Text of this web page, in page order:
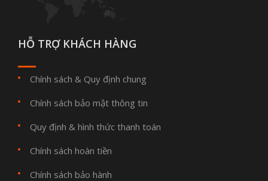
HỖ TRỢ KHÁCH HÀNG
Chính sách & Quy định chung
Chính sách bảo mật thông tin
Quy định & hình thức thanh toán
Chính sách hoàn tiền
Chính sách bảo hành